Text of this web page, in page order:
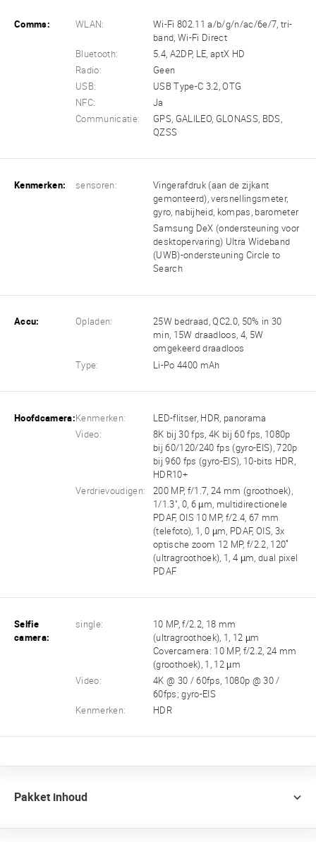
Comms: WLAN:
Wi-Fi 802.11 a/b/g/n/ac/6e/7, tri-
band, Wi-Fi Direct
Bluetooth:
5.4, A2DP, LE, aptX HD
Radio:
Geen
USB:
USB Type-C 3.2, OTG
NFC:
Ja
Communicatie:
GPS, GALILEO, GLONASS, BDS,
QZSS
Kenmerken: sensoren:
Vingerafdruk (aan de zijkant
gemonteerd), versnellingsmeter,
gyro, nabijheid, kompas, barometer
Samsung DeX (ondersteuning voor
desktopervaring) Ultra Wideband
(UWB)-ondersteuning Circle to
Search
Accu: Opladen:
25W bedraad, QC2.0, 50% in 30
min, 15W draadloos, 4, 5W
omgekeerd draadloos
Type:
Li-Po 4400 mAh
Hoofdcamera:Kenmerken:
LED-flitser, HDR, panorama
Video:
8K bij 30 fps, 4K bij 60 fps, 1080p
bij 60/120/240 fps (gyro-EIS), 720p
bij 960 fps (gyro-EIS), 10-bits HDR,
HDR10+
Verdrievoudigen:
200 MP, f/1.7, 24 mm (groothoek),
1/1.3", 0, 6 µm, multidirectionele
PDAF, OIS 10 MP, f/2.4, 67 mm
(telefoto), 1, 0 µm, PDAF, OIS, 3x
optische zoom 12 MP, f/2.2, 120˚
(ultragroothoek), 1, 4 µm, dual pixel
PDAF
Selfie
camera:
single:
10 MP, f/2.2, 18 mm
(ultragroothoek), 1, 12 µm
Covercamera: 10 MP, f/2.2, 24 mm
(groothoek), 1, 12 µm
Video:
4K @ 30 / 60fps, 1080p @ 30 /
60fps; gyro-EIS
Kenmerken:
HDR
Pakket inhoud